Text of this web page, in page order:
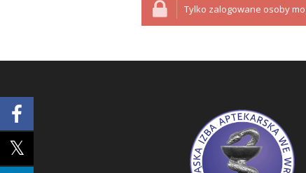
Tylko zalogowane osoby